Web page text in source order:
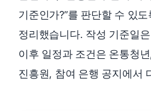
기준인가?”를 판단할 수 있
정리했습니다. 작성 기준일
이후 일정과 조건은 온통청
진흥원, 참여 은행 공지에서